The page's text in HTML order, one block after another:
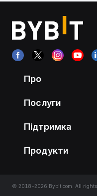
Про
Послуги
Підтримка
Продукти
© 2018-2026 Bybit.com. All rights